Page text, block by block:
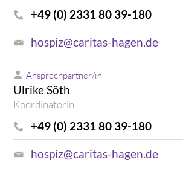
+49 (0) 2331 80 39-180
hospiz@caritas-hagen.de
Ansprechpartner/in
Ulrike Söth
Koordinatorin
+49 (0) 2331 80 39-180
hospiz@caritas-hagen.de